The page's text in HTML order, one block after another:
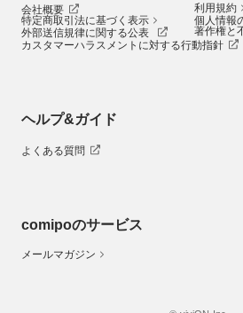
会社概要
利用規約
特定商取引法に基づく表示
個人情報
外部送信規律に関する公表
著作権と
カスタマーハラスメントに対する行動指針
ヘルプ&ガイド
よくある質問
comipoのサービス
メールマガジン